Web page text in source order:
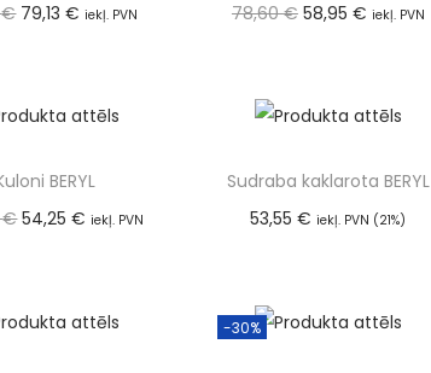
€ 79,13€ iekļ. PVN
78,60€ 58,95 € iekļ. PVN
BERYL
€ 54,25€ iekļ. PVN
Sudraba kaklarota BERYL
53,55€ iekļ. PVN (21%)
-30%